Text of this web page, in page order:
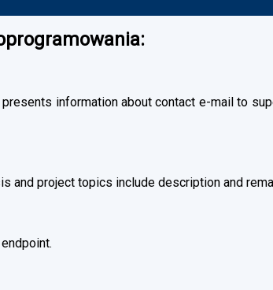
information about contact e-mail to
and project topics include description and